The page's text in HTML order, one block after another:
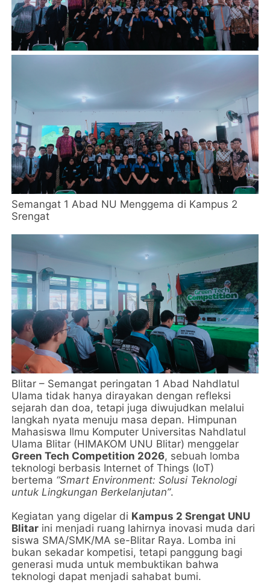
Semangat 1 Abad NU Menggema di Kampus 2
Srengat
Blitar – Semangat peringatan 1 Abad Nahdlatul
Ulama tidak hanya dirayakan dengan refleksi
sejarah dan doa, tetapi juga diwujudkan melalui
langkah nyata menuju masa depan. Himpunan
Mahasiswa Ilmu Komputer Universitas Nahdlatul
Ulama Blitar (HIMAKOM UNU Blitar) menggelar
Green Tech Competition 2026, sebuah lomba
teknologi berbasis Internet of Things (IoT)
bertema “Smart Environment: Solusi Teknologi
untuk Lingkungan Berkelanjutan”.
Kegiatan yang digelar di Kampus 2 Srengat UNU
Blitar ini menjadi ruang lahirnya inovasi muda dari
siswa SMA/SMK/MA se-Blitar Raya. Lomba ini
bukan sekadar kompetisi, tetapi panggung bagi
generasi muda untuk membuktikan bahwa
teknologi dapat menjadi sahabat bumi.